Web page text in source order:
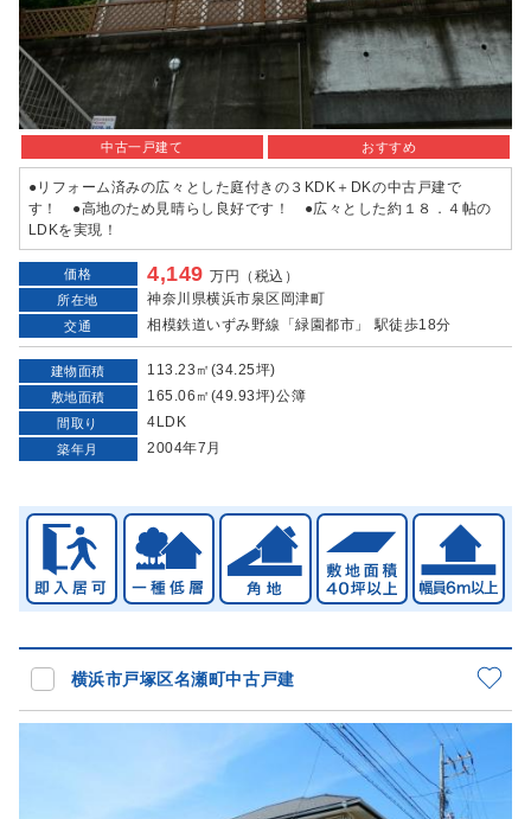
中古一戸建て おすすめ
●リフォーム済みの広々とした庭付きの３KDK＋DKの中古戸建で
す！ ●高地のため見晴らし良好です！ ●広々とした約１８．４帖の
LDKを実現！
価格 4,149万円（税込）
所在地 神奈川県横浜市泉区岡津町
交通 相模鉄道いずみ野線「緑園都市」 駅徒歩18分
建物面積 113.23㎡(34.25坪)
敷地面積 165.06㎡(49.93坪)公簿
間取り 4LDK
築年月 2004年7月
横浜市戸塚区名瀬町中古戸建